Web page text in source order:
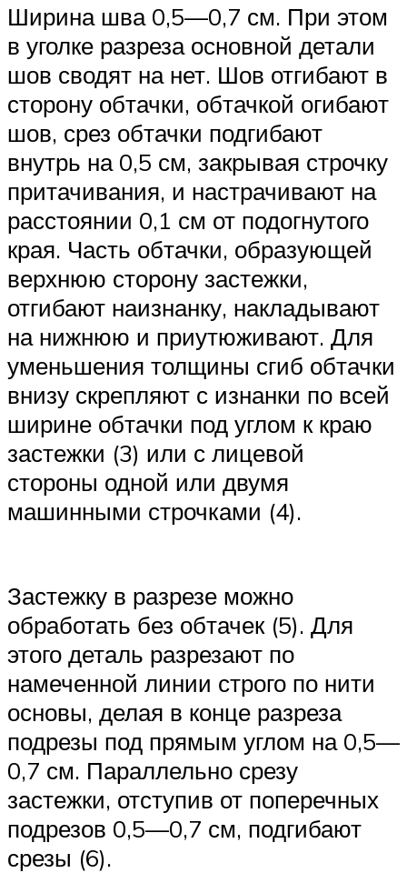
Ширина шва 0,5—0,7 см. При этом
в уголке разреза основной детали
шов сводят на нет. Шов отгибают в
сторону обтачки, обтачкой огибают
шов, срез обтачки подгибают
внутрь на 0,5 см, закрывая строчку
притачивания, и настрачивают на
расстоянии 0,1 см от подогнутого
края. Часть обтачки, образующей
верхнюю сторону застежки,
отгибают наизнанку, накладывают
на нижнюю и приутюживают. Для
уменьшения толщины сгиб обтачки
внизу скрепляют с изнанки по всей
ширине обтачки под углом к краю
застежки (3) или с лицевой
стороны одной или двумя
машинными строчками (4).
Застежку в разрезе можно
обработать без обтачек (5). Для
этого деталь разрезают по
намеченной линии строго по нити
основы, делая в конце разреза
подрезы под прямым углом на 0,5—
0,7 см. Параллельно срезу
застежки, отступив от поперечных
подрезов 0,5—0,7 см, подгибают
срезы (6).